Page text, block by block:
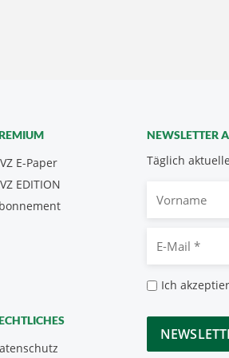
NEWSLETTER
Täglich
Mail
Ich
CAPTCHA
E-Paper
EDITION